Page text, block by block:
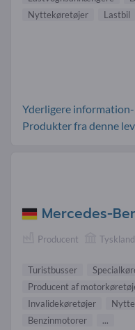
Nyttekøretøjer
Lastbil
Yderligere information-
Produkter fra denne
Mercedes-
Producent Tyskland
Turistbusser
Producent af
Invalidekøretøjer
Benzinmotorer
...